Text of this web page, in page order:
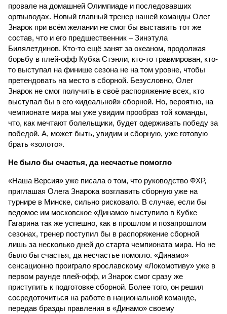
провале на домашней Олимпиаде и последовавших
оргвыводах. Новый главный тренер нашей команды Олег
Знарок при всём желании не смог бы выставить тот же
состав, что и его предшественник – Зинэтула
Билялетдинов. Кто-то ещё занят за океаном, продолжая
борьбу в плей-офф Кубка Стэнли, кто-то травмирован, кто-
то выступал на финише сезона не на том уровне, чтобы
претендовать на место в сборной. Безусловно, Олег
Знарок не смог получить в своё распоряжение всех, кто
выступал бы в его «идеальной» сборной. Но, вероятно, на
чемпионате мира мы уже увидим прообраз той команды,
что, как мечтают болельщики, будет одерживать победу за
победой. А, может быть, увидим и сборную, уже готовую
брать «золото».
Не было бы счастья, да несчастье помогло
«Наша Версия» уже писала о том, что руководство ФХР,
приглашая Олега Знарока возглавить сборную уже на
турнире в Минске, сильно рисковало. В случае, если бы
ведомое им московское «Динамо» выступило в Кубке
Гагарина так же успешно, как в прошлом и позапрошлом
сезонах, тренер поступил бы в распоряжение сборной
лишь за несколько дней до старта чемпионата мира. Но не
было бы счастья, да несчастье помогло. «Динамо»
сенсационно проиграло ярославскому «Локомотиву» уже в
первом раунде плей-офф, и Знарок смог сразу же
приступить к подготовке сборной. Более того, он решил
сосредоточиться на работе в национальной команде,
передав бразды правления в «Динамо» своему